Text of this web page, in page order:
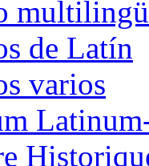
de Latín
varios